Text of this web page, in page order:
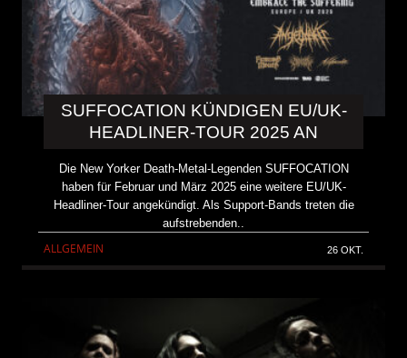
SUFFOCATION KÜNDIGEN EU/UK-
HEADLINER-TOUR 2025 AN
Die New Yorker Death-Metal-Legenden SUFFOCATION
haben für Februar und März 2025 eine weitere EU/UK-
Headliner-Tour angekündigt. Als Support-Bands treten die
aufstrebenden..
ALLGEMEIN 26 OKT.